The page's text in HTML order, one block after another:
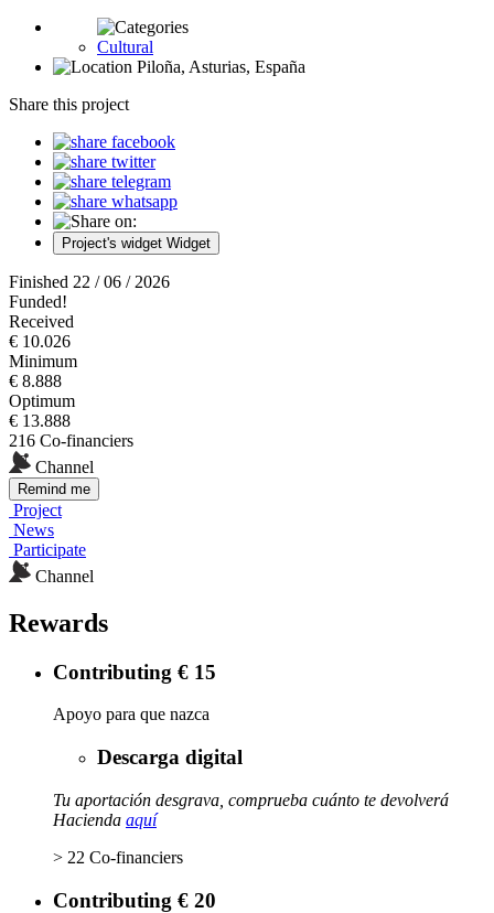
Cultural
Piloña, Asturias, España
Share this project
Project's widget Widget
Finished 22 / 06 / 2026
Funded!
Received
€ 10.026
Minimum
€ 8.888
Optimum
€ 13.888
216 Co-financiers
Channel
Remind me
Project
News
Participate
Channel
Rewards
Contributing € 15
Apoyo para que nazca
Descarga digital
Tu aportación desgrava, comprueba cuánto te devolverá
Hacienda aquí
> 22 Co-financiers
Contributing € 20